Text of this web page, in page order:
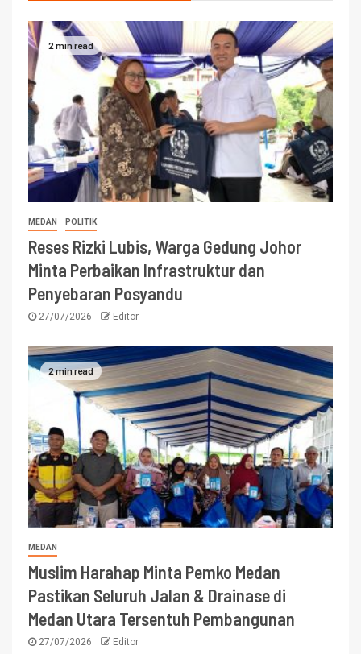
2 min read
MEDAN POLITIK
Reses Rizki Lubis, Warga Gedung Johor
Minta Perbaikan Infrastruktur dan
Penyebaran Posyandu
27/07/2026 Editor
2 min read
MEDAN
Muslim Harahap Minta Pemko Medan
Pastikan Seluruh Jalan & Drainase di
Medan Utara Tersentuh Pembangunan
27/07/2026 Editor